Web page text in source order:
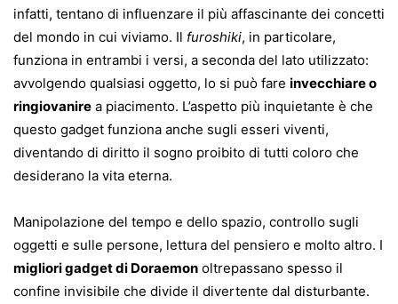
infatti, tentano di influenzare il più affascinante dei concetti
del mondo in cui viviamo. Il furoshiki, in particolare,
funziona in entrambi i versi, a seconda del lato utilizzato:
avvolgendo qualsiasi oggetto, lo si può fare invecchiare o
ringiovanire a piacimento. L’aspetto più inquietante è che
questo gadget funziona anche sugli esseri viventi,
diventando di diritto il sogno proibito di tutti coloro che
desiderano la vita eterna.
Manipolazione del tempo e dello spazio, controllo sugli
oggetti e sulle persone, lettura del pensiero e molto altro. I
migliori gadget di Doraemon oltrepassano spesso il
confine invisibile che divide il divertente dal disturbante.